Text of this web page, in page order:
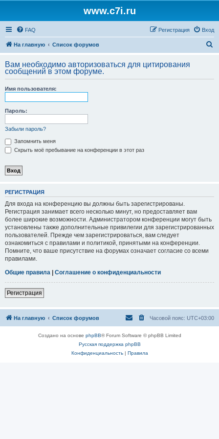
www.c7i.ru
FAQ Вход
Регистрация
На главную Список форумов
с
Вам необходимо авторизоваться для цитирования
сообщений в этом форуме.
Имя пользователя:
Пароль:
Забыли пароль?
Запомнить меня
Скрыть моё пребывание на конференции в этот раз
РЕГИСТРАЦИЯ
Для входа на конференцию вы должны быть зарегистрированы.
Регистрация занимает всего несколько минут, но предоставляет вам
более широкие возможности. Администратором конференции могут быть
установлены также дополнительные привилегии для зарегистрированных
пользователей. Прежде чем зарегистрироваться, вам следует
ознакомиться с правилами и политикой, принятыми на конференции.
Помните, что ваше присутствие на форумах означает согласие со всеми
правилами.
Общие правила | Соглашение о конфиденциальности
Регистрация
На главную Список форумов Часовой пояс: UTC+03:00
Создано на основе phpBB® Forum Software © phpBB Limited
Русская поддержка phpBB
Конфиденциальность| Правила